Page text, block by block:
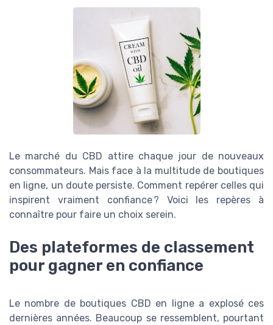
Le marché du CBD attire chaque jour de nouveaux
consommateurs. Mais face à la multitude de boutiques
en ligne, un doute persiste. Comment repérer celles qui
inspirent vraiment confiance ? Voici les repères à
connaître pour faire un choix serein.
Des plateformes de classement
pour gagner en confiance
Le nombre de boutiques CBD en ligne a explosé ces
dernières années. Beaucoup se ressemblent, pourtant